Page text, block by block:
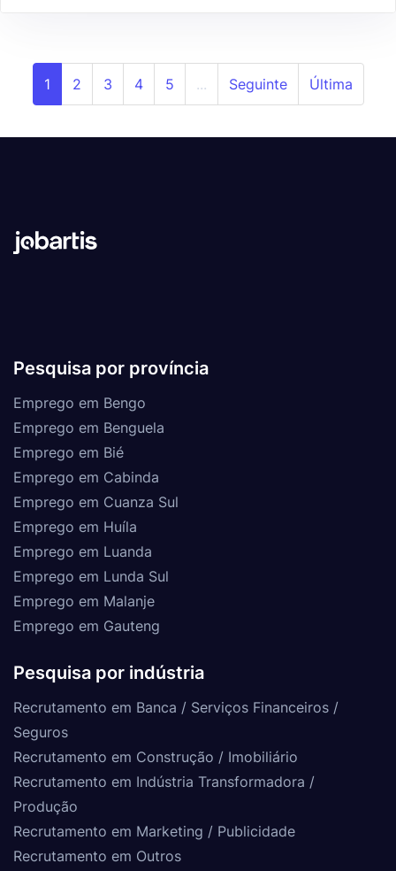
1 2 3 4 5 ... Seguinte Última
Pesquisa por província
Emprego em Bengo
Emprego em Benguela
Emprego em Bié
Emprego em Cabinda
Emprego em Cuanza Sul
Emprego em Huíla
Emprego em Luanda
Emprego em Lunda Sul
Emprego em Malanje
Emprego em Gauteng
Pesquisa por indústria
Recrutamento em Banca / Serviços Financeiros /
Seguros
Recrutamento em Construção / Imobiliário
Recrutamento em Indústria Transformadora /
Produção
Recrutamento em Marketing / Publicidade
Recrutamento em Outros